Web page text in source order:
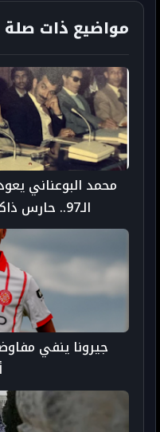
مواضيع ذات صلة
محمد البوعناني
الـ97.. حارس ذاكرة البحر وصوت الأجيال
جيرونا ينفي